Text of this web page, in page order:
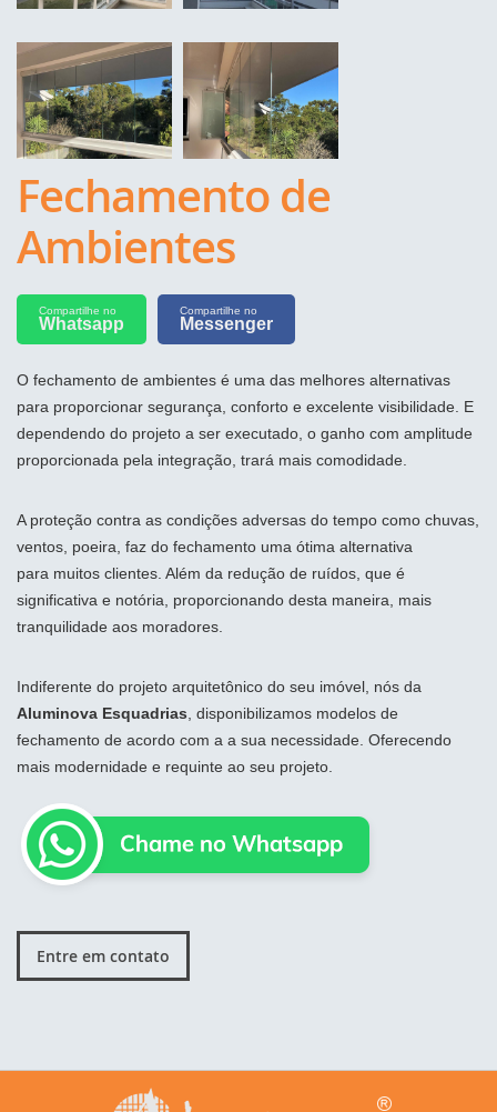
Fechamento de
Ambientes
Compartilhe no
Whatsapp
Compartilhe no
Messenger
O fechamento de ambientes é uma das melhores alternativas
para proporcionar segurança, conforto e excelente visibilidade. E
dependendo do projeto a ser executado, o ganho com amplitude
proporcionada pela integração, trará mais comodidade.
A proteção contra as condições adversas do tempo como chuvas,
ventos, poeira, faz do fechamento uma ótima alternativa
para muitos clientes. Além da redução de ruídos, que é
significativa e notória, proporcionando desta maneira, mais
tranquilidade aos moradores.
Indiferente do projeto arquitetônico do seu imóvel, nós da
Aluminova Esquadrias , disponibilizamos modelos de
fechamento de acordo com a a sua necessidade. Oferecendo
mais modernidade e requinte ao seu projeto.
Entre em contato